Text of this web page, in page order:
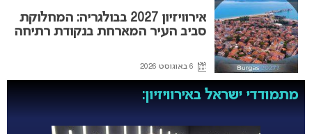
אירוויזיון 2027 בבולגריה: המחלוקת
סביב העיר המארחת בנקודת רתיחה
6 באוגוסט 2026
מתמודדי ישראל באירוויזיון: